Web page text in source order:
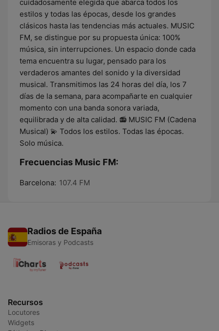
cuidadosamente elegida que abarca todos los
estilos y todas las épocas, desde los grandes
clásicos hasta las tendencias más actuales. MUSIC
FM, se distingue por su propuesta única: 100%
música, sin interrupciones. Un espacio donde cada
tema encuentra su lugar, pensado para los
verdaderos amantes del sonido y la diversidad
musical. Transmitimos las 24 horas del día, los 7
días de la semana, para acompañarte en cualquier
momento con una banda sonora variada,
equilibrada y de alta calidad. 📻 MUSIC FM (Cadena
Musical) 💫 Todos los estilos. Todas las épocas.
Solo música.
Frecuencias Music FM:
Barcelona: 107.4 FM
Radios de España
Emisoras y Podcasts
Recursos
Locutores
Widgets